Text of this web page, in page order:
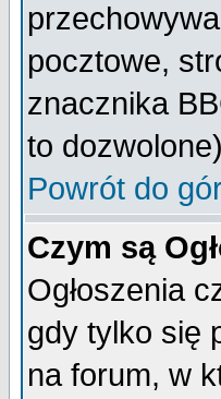
pocztowe,
znacznika
to
Powrót do
Czym są
Ogłoszenia
gdy tylko się
na forum, w